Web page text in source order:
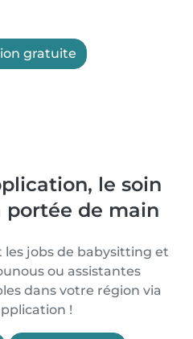
gratuite
le soin
portée de main
jobs de babysitting et
ou assistantes
dans votre région via
!